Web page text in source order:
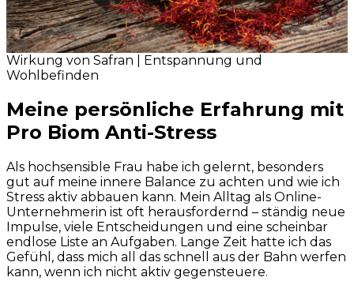
Wirkung von Safran | Entspannung und
Wohlbefinden
Meine persönliche Erfahrung mit
Pro Biom Anti-Stress
Als hochsensible Frau habe ich gelernt, besonders
gut auf meine innere Balance zu achten und wie ich
Stress aktiv abbauen kann. Mein Alltag als Online-
Unternehmerin ist oft herausfordernd – ständig neue
Impulse, viele Entscheidungen und eine scheinbar
endlose Liste an Aufgaben. Lange Zeit hatte ich das
Gefühl, dass mich all das schnell aus der Bahn werfen
kann, wenn ich nicht aktiv gegensteuere.